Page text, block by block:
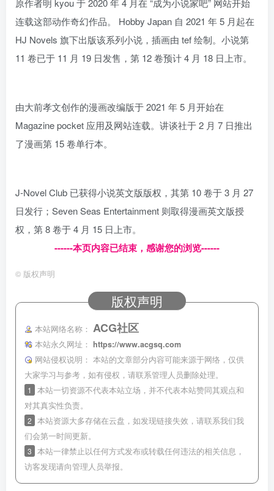
连载这部动作奇幻作品。 Hobby Japan 自 2021 年 5 月起在
HJ Novels 旗下出版该系列小说，插画由 tef 绘制。小说第
11 卷已于 11 月 19 日发售，第 12 卷预计 4 月 18 日上市。
由大前孝文创作的漫画改编版于 2021 年 5 月开始在
Magazine pocket 应用及网站连载。讲谈社于 2 月 7 日推出
了漫画第 15 卷单行本。
J-Novel Club 已获得小说英文版版权，其第 10 卷于 3 月 27
日发行；Seven Seas Entertainment 则取得漫画英文版授
权，第 8 卷于 4 月 15 日上市。
------本页内容已结束，感谢您的浏览------
© 版权声明
版权声明
本站网络名称： ACG社区
本站永久网址：
https://www.acgsq.com
网站侵权说明： 本站的文章部分内容可能来源于网络，仅供
大家学习与参考，如有侵权，请联系管理人员删除处理。
1
本站一切资源不代表本站立场，并不代表本站赞同其观点和
对其真实性负责。
2 本站资源大多存储在云盘，如发现链接失效，请联系我们我
们会第一时间更新。
3 本站一律禁止以任何方式发布或转载任何违法的相关信息，
访客发现请向管理人员举报。